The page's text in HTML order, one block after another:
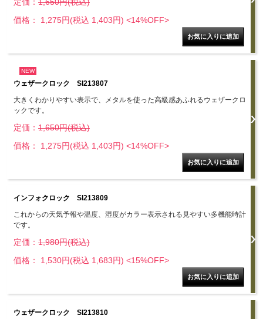
定価： 1,650円(税込)
価格： 1,275円(税込 1,403円) <14%OFF>
NEW
ウェザークロック SI213807
大きくわかりやすい表示で、メタルを使った高級感あふれるウェザークロ
ックです。
定価： 1,650円(税込)
価格： 1,275円(税込 1,403円) <14%OFF>
インフォクロック SI213809
これからの天気予報や温度、湿度がカラー表示される見やすい多機能時計
です。
定価： 1,980円(税込)
価格： 1,530円(税込 1,683円) <15%OFF>
ウェザークロック SI213810